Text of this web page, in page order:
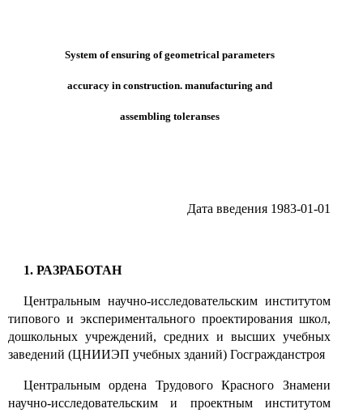
System of ensuring of geometrical parameters
accuracy in construction. manufacturing and
assembling toleranses
Дата введения 1983-01-01
1. РАЗРАБОТАН
Центральным научно-исследовательским институтом
типового и экспериментального проектирования школ,
дошкольных учреждений, средних и высших учебных
заведений (ЦНИИЭП учебных зданий) Госгражданстроя
Центральным ордена Трудового Красного Знамени
научно-исследовательским и проектным институтом